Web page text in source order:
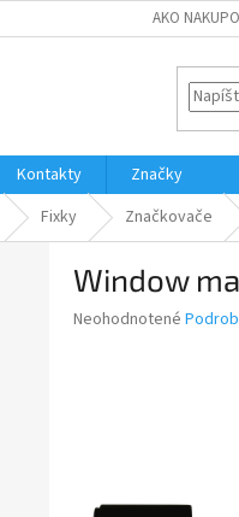
AKO
Kontakty
Značky
Fixky Značkovače
Window
Priemerné
Neohodnotené